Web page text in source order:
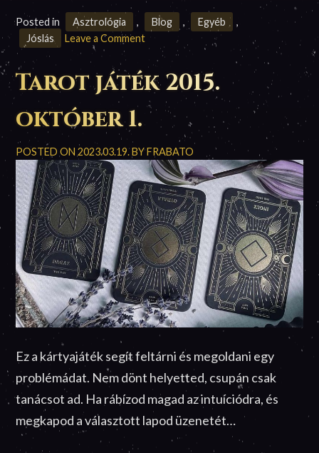
Posted in Asztrológia , Blog , Egyéb
,
Jóslás
Leave a Commenton
2015
május
havi
horoszkóp
előrejelzésem
Frabato
Tarot játék 2015.
október 1.
POSTED ON2023.03.19.BYFRABATO
Ez a kártyajáték segít feltárni és megoldani egy
problémádat. Nem dönt helyetted, csupán csak
tanácsot ad. Ha rábízod magad az intuíciódra, és
megkapod a választott lapod üzenetét…